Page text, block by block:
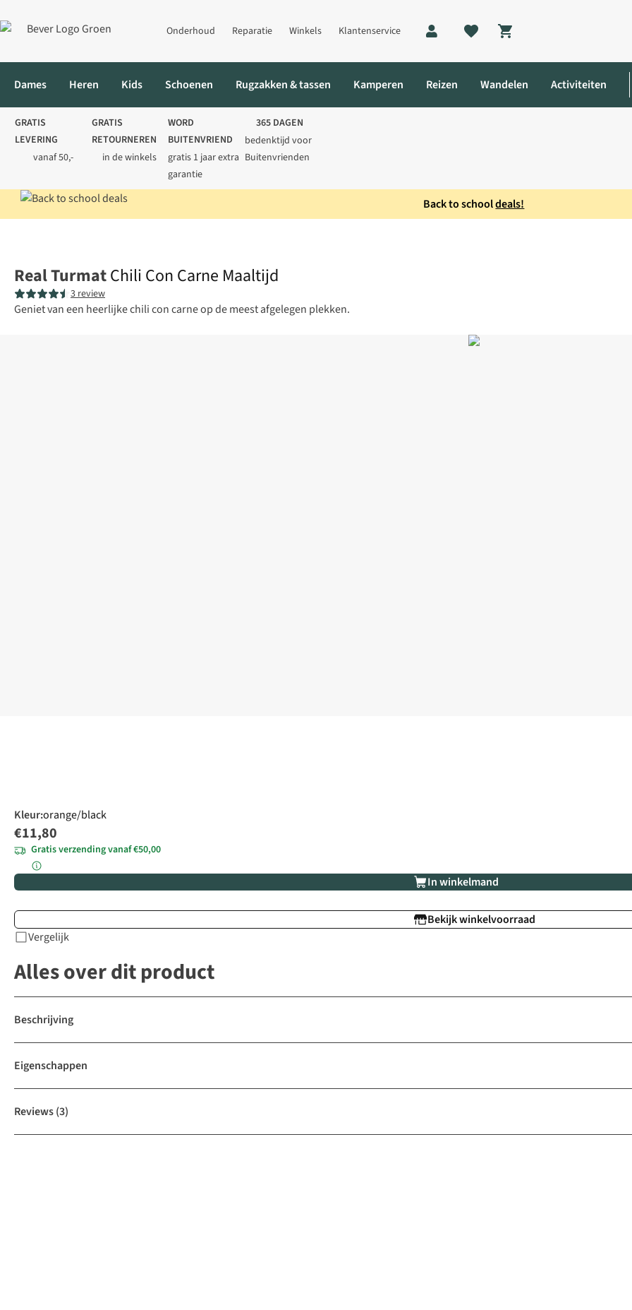
Onderhoud Reparatie Winkels Klantenservice
Shopping cart
Dames Heren Kids Schoenen Rugzakken & tassen Kamperen Reizen Wandelen Activiteiten
GRATIS
LEVERING
vanaf 50,-
GRATIS
RETOURNEREN
in de winkels
WORD
BUITENVRIEND
gratis 1 jaar extra
garantie
365 DAGEN
bedenktijd voor
Buitenvrienden
Back to schooldeals!
Real TurmatChili Con Carne Maaltijd
3 review
Geniet van een heerlijke chili con carne op de meest afgelegen plekken.
Kleur:orange/black
€11,80
Gratis verzending vanaf €50,00
In winkelmand
Bekijk winkelvoorraad
Vergelijk
Alles over dit product
Beschrijving
Eigenschappen
Reviews(3)